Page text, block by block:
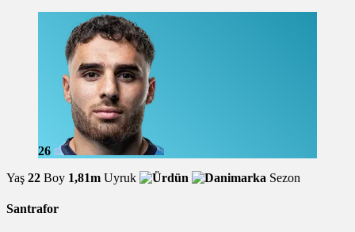
26
Yaş 22 Boy 1,81m Uyruk Sezon
Santrafor